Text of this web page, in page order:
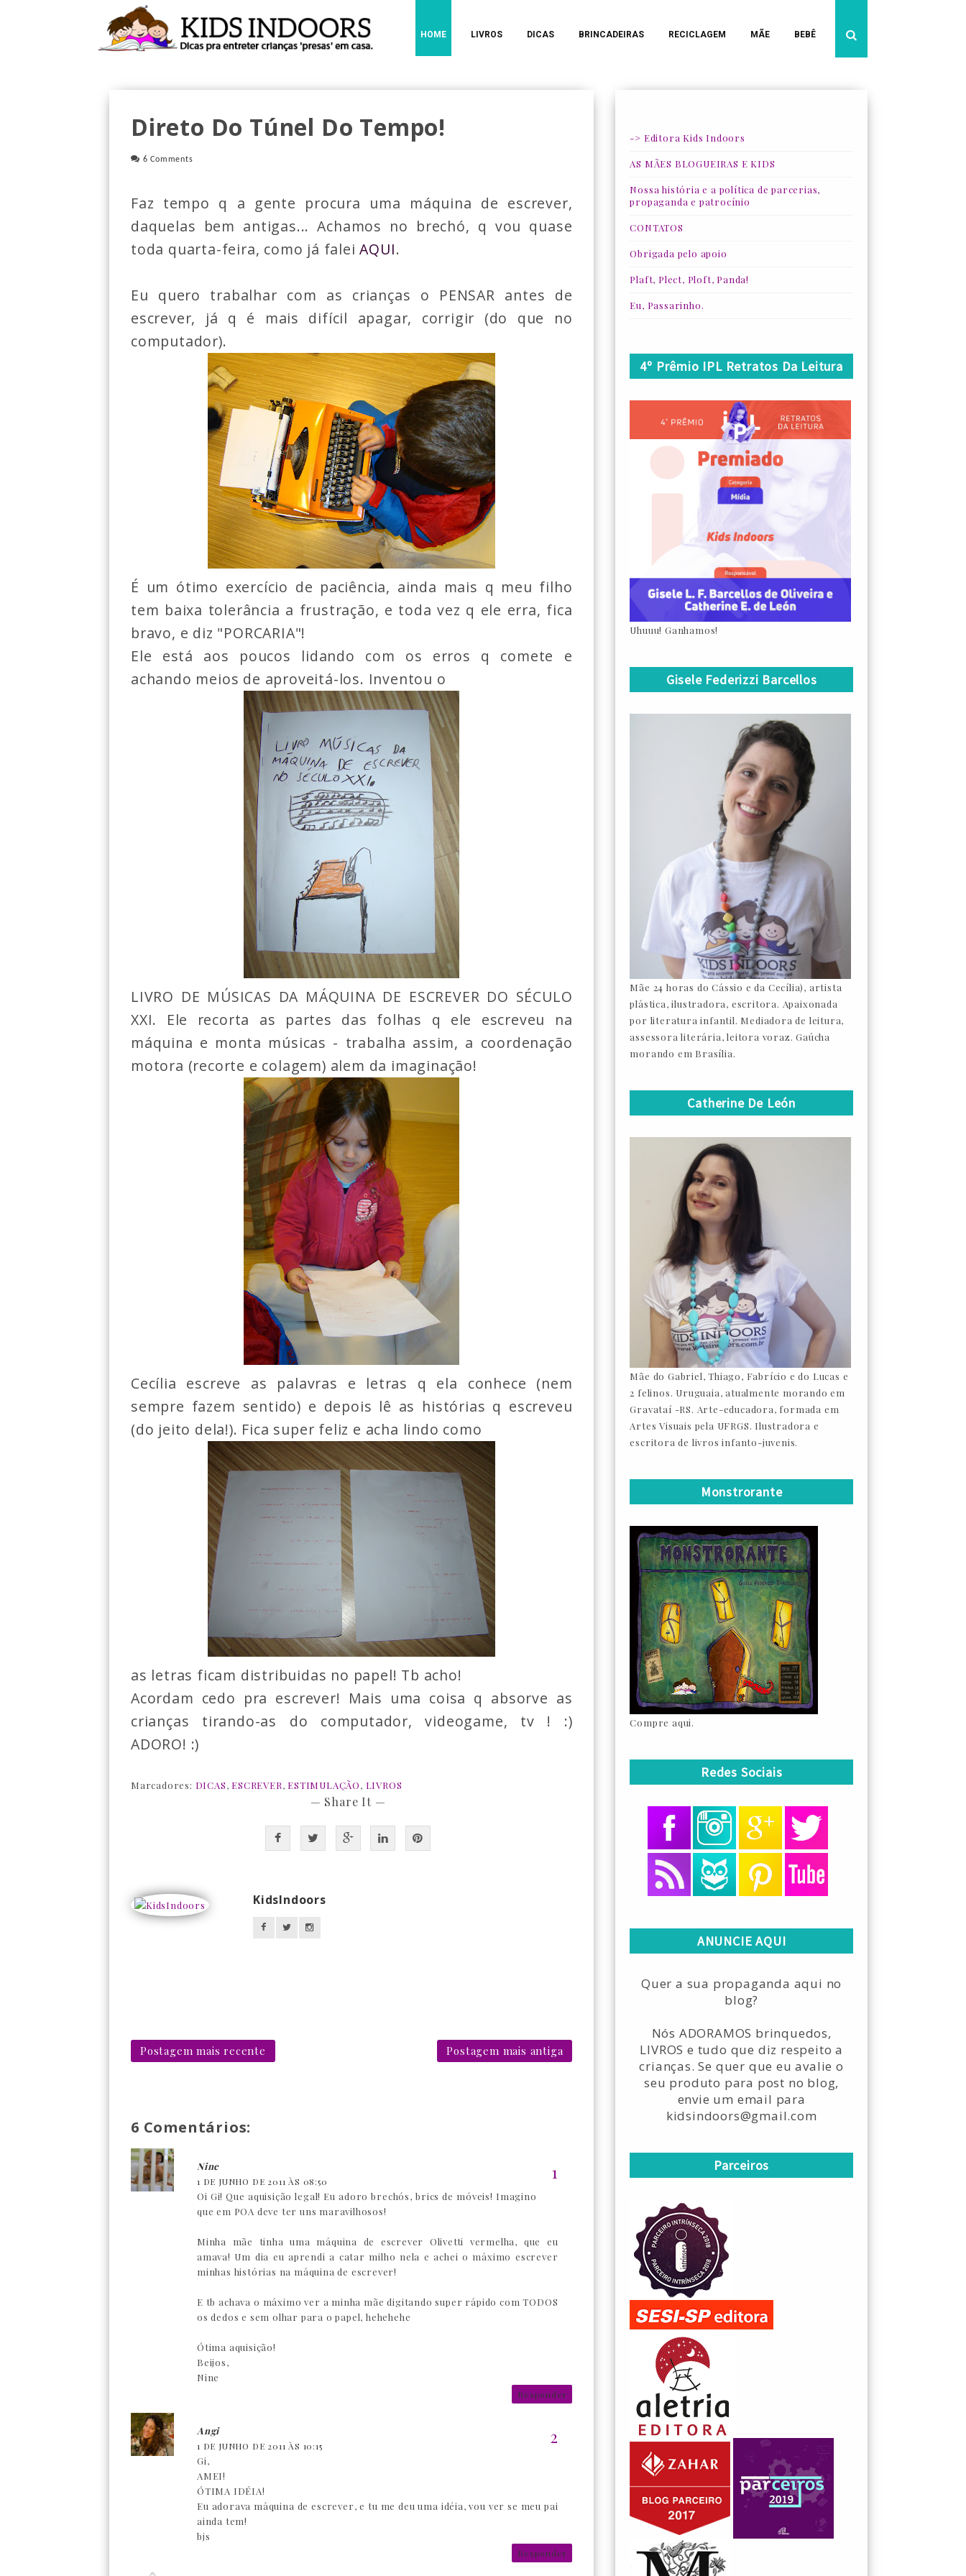
HOME LIVROS DICAS BRINCADEIRAS RECICLAGEM MÃE BEBÊ
Direto Do Túnel Do Tempo!
6 Comments
Faz tempo q a gente procura uma máquina de escrever,
daquelas bem antigas... Achamos no brechó, q vou quase
toda quarta-feira, como já faleiAQUI.
Eu quero trabalhar com as crianças o PENSAR antes de
escrever, já q é mais difícil apagar, corrigir (do que no
computador).
É um ótimo exercício de paciência, ainda mais q meu filho
tem baixa tolerância a frustração, e toda vez q ele erra, fica
bravo, e diz "PORCARIA"!
Ele está aos poucos lidando com os erros q comete e
achando meios de aproveitá-los. Inventou o
LIVRO DE MÚSICAS DA MÁQUINA DE ESCREVER DO SÉCULO
XXI. Ele recorta as partes das folhas q ele escreveu na
máquina e monta músicas - trabalha assim, a coordenação
motora (recorte e colagem) alem da imaginação!
Cecília escreve as palavras e letras q ela conhece (nem
sempre fazem sentido) e depois lê as histórias q escreveu
(do jeito dela!). Fica super feliz e acha lindo como
as letras ficam distribuidas no papel! Tb acho!
Acordam cedo pra escrever! Mais uma coisa q absorve as
crianças tirando-as do computador, videogame, tv ! :)
ADORO! :)
Marcadores: DICAS, ESCREVER, ESTIMULAÇÃO, LIVROS
— Share It —
KidsIndoors
Postagem mais recente Postagem mais antiga
6 Comentários:
Nine
1 DE JUNHO DE 2011 ÀS 08:50
Oi Gi! Que aquisição legal! Eu adoro brechós, brics de móveis! Imagino
que em POA deve ter uns maravilhosos!
Minha mãe tinha uma máquina de escrever Olivetti vermelha, que eu
amava! Um dia eu aprendi a catar milho nela e achei o máximo escrever
minhas histórias na máquina de escrever!
E tb achava o máximo ver a minha mãe digitando super rápido com TODOS
os dedos e sem olhar para o papel, hehehehe
Ótima aquisição!
Beijos,
Nine
Responder
Angi
1 DE JUNHO DE 2011 ÀS 10:15
Gi,
AMEI!
ÓTIMA IDÉIA!
Eu adorava máquina de escrever, e tu me deu uma idéia, vou ver se meu pai
ainda tem!
bjs
Responder
-> Editora Kids Indoors
AS MÃES BLOGUEIRAS E KIDS
Nossa história e a política de parcerias,
propaganda e patrocínio
CONTATOS
Obrigada pelo apoio
Plaft, Plect, Ploft, Panda!
Eu, Passarinho.
4º Prêmio IPL Retratos Da Leitura
Uhuuu! Ganhamos!
Gisele Federizzi Barcellos
Mãe 24 horas do Cássio e da Cecília), artista
plástica, ilustradora, escritora. Apaixonada
por literatura infantil. Mediadora de leitura,
assessora literária, leitora voraz. Gaúcha
morando em Brasília.
Catherine De León
Mãe do Gabriel, Thiago, Fabrício e do Lucas e
2 felinos. Uruguaia, atualmente morando em
Gravataí -RS. Arte-educadora, formada em
Artes Visuais pela UFRGS. Ilustradora e
escritora de livros infanto-juvenis.
Monstrorante
Compre aqui.
Redes Sociais
ANUNCIE AQUI
Quer a sua propaganda aqui no
blog?
Nós ADORAMOS brinquedos,
LIVROS e tudo que diz respeito a
crianças. Se quer que eu avalie o
seu produto para post no blog,
envie um email para
kidsindoors@gmail.com
Parceiros